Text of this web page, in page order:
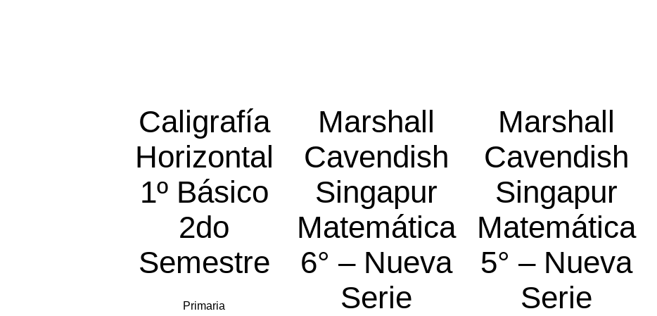
Caligrafía
Horizontal
1º Básico
2do
Semestre
Primaria
Marshall
Cavendish
Singapur
Matemática
6° – Nueva
Serie
Marshall
Cavendish
Singapur
Matemática
5° – Nueva
Serie